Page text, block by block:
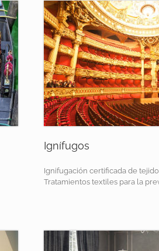
Ignífugos
Ignifugación certificada de
Tratamientos textiles para la